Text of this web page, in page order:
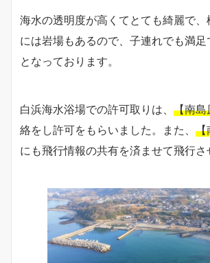
海水の透明度が高くてとても綺麗で
には岩場もあるので、子連れでも満足
となっております。
白浜海水浴場での許可取りは、 【南島
絡をし許可をもらいました。また、 【
にも飛行情報の共有を済ませて飛行さ